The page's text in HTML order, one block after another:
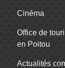
Cinéma
Office de
en Poitou
Actualités